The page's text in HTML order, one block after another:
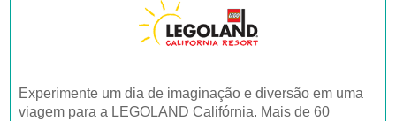
Experimente um dia de imaginação e diversão em uma
viagem para a LEGOLAND Califórnia. Mais de 60